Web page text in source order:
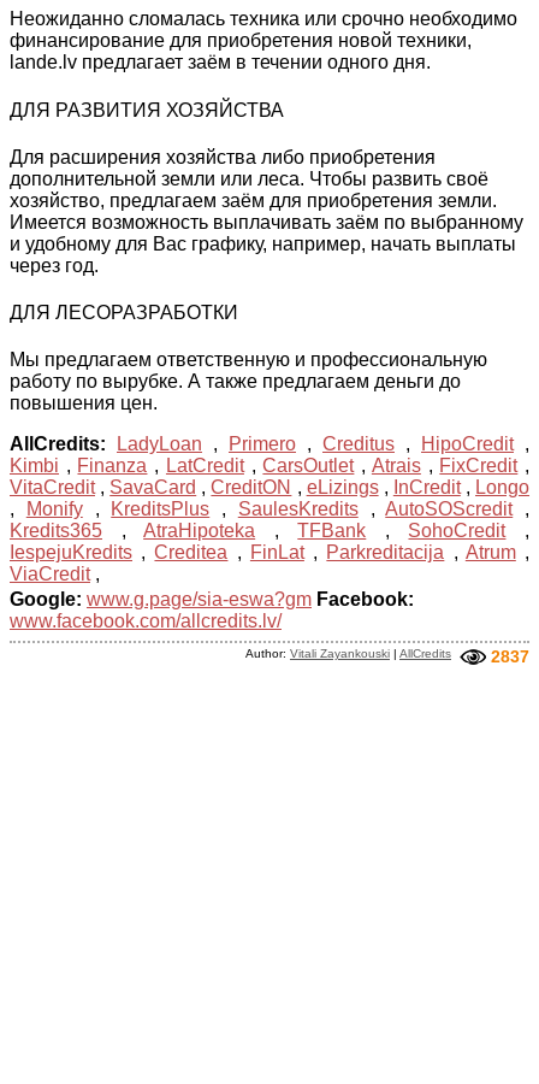
Неожиданно сломалась техника или срочно необходимо
финансирование для приобретения новой техники,
lande.lv предлагает заём в течении одного дня.
ДЛЯ РАЗВИТИЯ ХОЗЯЙСТВА
Для расширения хозяйства либо приобретения
дополнительной земли или леса. Чтобы развить своё
хозяйство, предлагаем заём для приобретения земли.
Имеется возможность выплачивать заём по выбранному
и удобному для Вас графику, например, начать выплаты
через год.
ДЛЯ ЛЕСОРАЗРАБОТКИ
Мы предлагаем ответственную и профессиональную
работу по вырубке. А также предлагаем деньги до
повышения цен.
AllCredits:
LadyLoan , Primero , Creditus , HipoCredit,
Kimbi , Finanza , LatCredit,CarsOutlet, Atrais, FixCredit,
VitaCredit, SavaCard ,CreditON , eLizings, InCredit, Longo
,
Monify, KreditsPlus , SaulesKredits,AutoSOScredit,
Kredits365 ,AtraHipoteka ,TFBank , SohoCredit,
IespejuKredits ,Creditea , FinLat, Parkreditacija , Atrum,
ViaCredit,
Google: www.g.page/sia-eswa?gm Facebook:
www.facebook.com/allcredits.lv/
2837
Author: Vitali Zayankouski AllCredits